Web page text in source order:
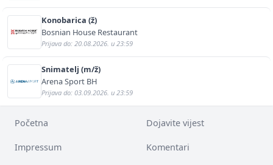
Konobarica (ž)
Bosnian House Restaurant
Prijava do: 20.08.2026. u 23:59
Snimatelj (m/ž)
Arena Sport BH
Prijava do: 03.09.2026. u 23:59
Početna Dojavite vijest
Impressum Komentari